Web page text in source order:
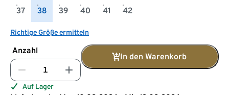
37 38 39 40 41 42
Richtige Größe ermitteln
Anzahl
In den Warenkorb
Auf Lager